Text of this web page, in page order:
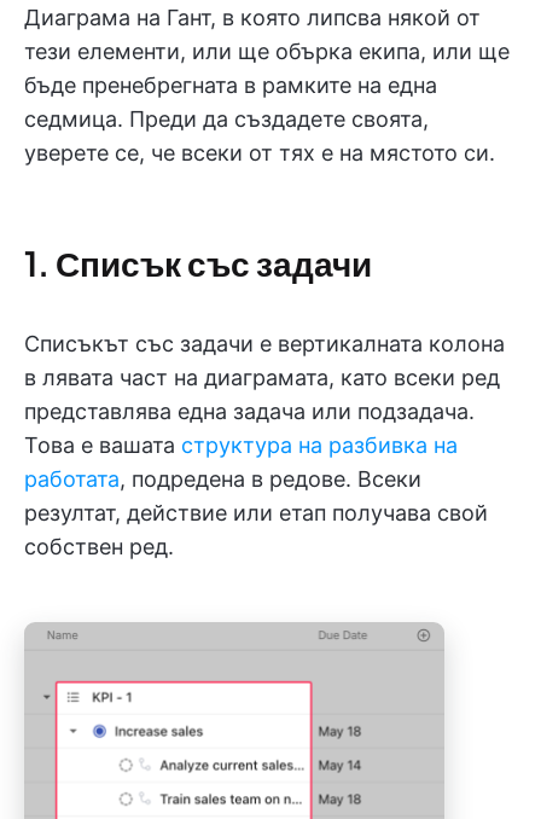
Диаграма на Гант, в която липсва някой от
тези елементи, или ще обърка екипа, или ще
бъде пренебрегната в рамките на една
седмица. Преди да създадете своята,
уверете се, че всеки от тях е на мястото си.
1. Списък със задачи
Списъкът със задачи е вертикалната колона
в лявата част на диаграмата, като всеки ред
представлява една задача или подзадача.
Това е вашата структура на разбивка на
работата, подредена в редове. Всеки
резултат, действие или етап получава свой
собствен ред.